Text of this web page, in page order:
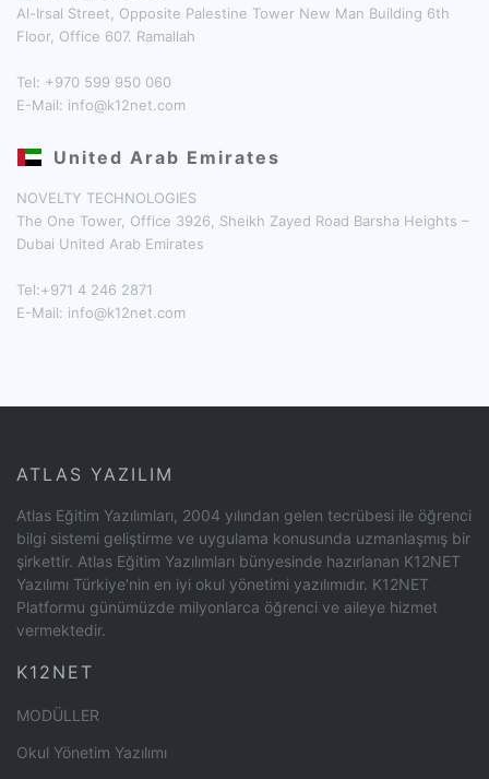
Al-Irsal Street, Opposite Palestine Tower New Man Building 6th
Floor, Office 607. Ramallah
Tel: +970 599 950 060
E-Mail: info@k12net.com
United Arab Emirates
NOVELTY TECHNOLOGIES
The One Tower, Office 3926, Sheikh Zayed Road Barsha Heights –
Dubai United Arab Emirates
Tel:+971 4 246 2871
E-Mail: info@k12net.com
ATLAS YAZILIM
Atlas Eğitim Yazılımları, 2004 yılından gelen tecrübesi ile öğrenci
bilgi sistemi geliştirme ve uygulama konusunda uzmanlaşmış bir
şirkettir. Atlas Eğitim Yazılımları bünyesinde hazırlanan K12NET
Yazılımı Türkiye'nin en iyi okul yönetimi yazılımıdır. K12NET
Platformu günümüzde milyonlarca öğrenci ve aileye hizmet
vermektedir.
K12NET
MODÜLLER
Okul Yönetim Yazılımı